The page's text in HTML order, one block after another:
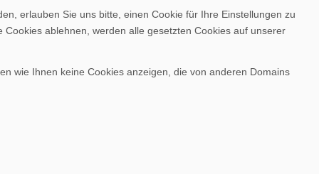
erlauben Sie uns bitte, einen Cookie für Ihre Einstellungen zu
ablehnen, werden alle gesetzten Cookies auf unserer
wie Ihnen keine Cookies anzeigen, die von anderen Domains